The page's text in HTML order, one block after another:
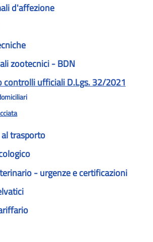
d'affezione
zootecnici - BDN
controlli ufficiali D.Lgs. 32/2021
trasporto
- urgenze e certificazioni